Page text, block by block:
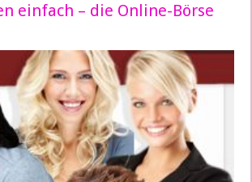
einfach – die Online-Börse